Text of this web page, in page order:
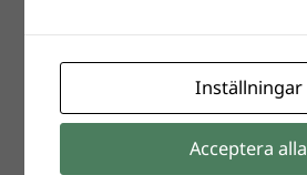
Inställningar
Acceptera alla